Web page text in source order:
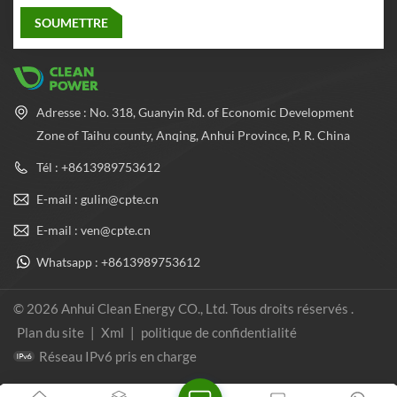
Adresse : No. 318, Guanyin Rd. of Economic Development
Zone of Taihu county, Anqing, Anhui Province, P. R. China
Tél : +8613989753612
E-mail : gulin@cpte.cn
E-mail : ven@cpte.cn
Whatsapp : +8613989753612
© 2026 Anhui Clean Energy CO., Ltd. Tous droits réservés .
Plan du site
Xml
politique de confidentialité
Réseau IPv6 pris en charge